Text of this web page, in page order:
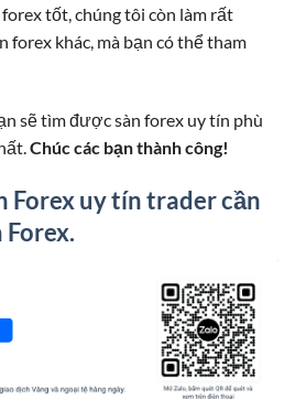
tốt, chúng tôi còn làm rất
forex khác, mà bạn có thể tham
sẽ tìm được sàn forex uy tín phù
Chúc các bạn thành công!
Forex uy tín trader cần